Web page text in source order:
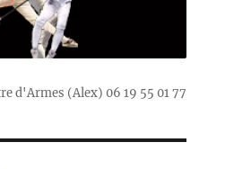
d'Armes (Alex) 06 19 55 01 77